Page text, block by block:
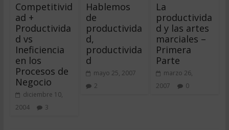
Competitivid
ad +
Productivida
d vs
Ineficiencia
en los
Procesos de
Negocio
diciembre 10,
2004
3
Hablemos
de
productivida
d,
productivida
d
mayo 25, 2007
2
La
productivida
d y las artes
marciales –
Primera
Parte
marzo 26,
2007
0